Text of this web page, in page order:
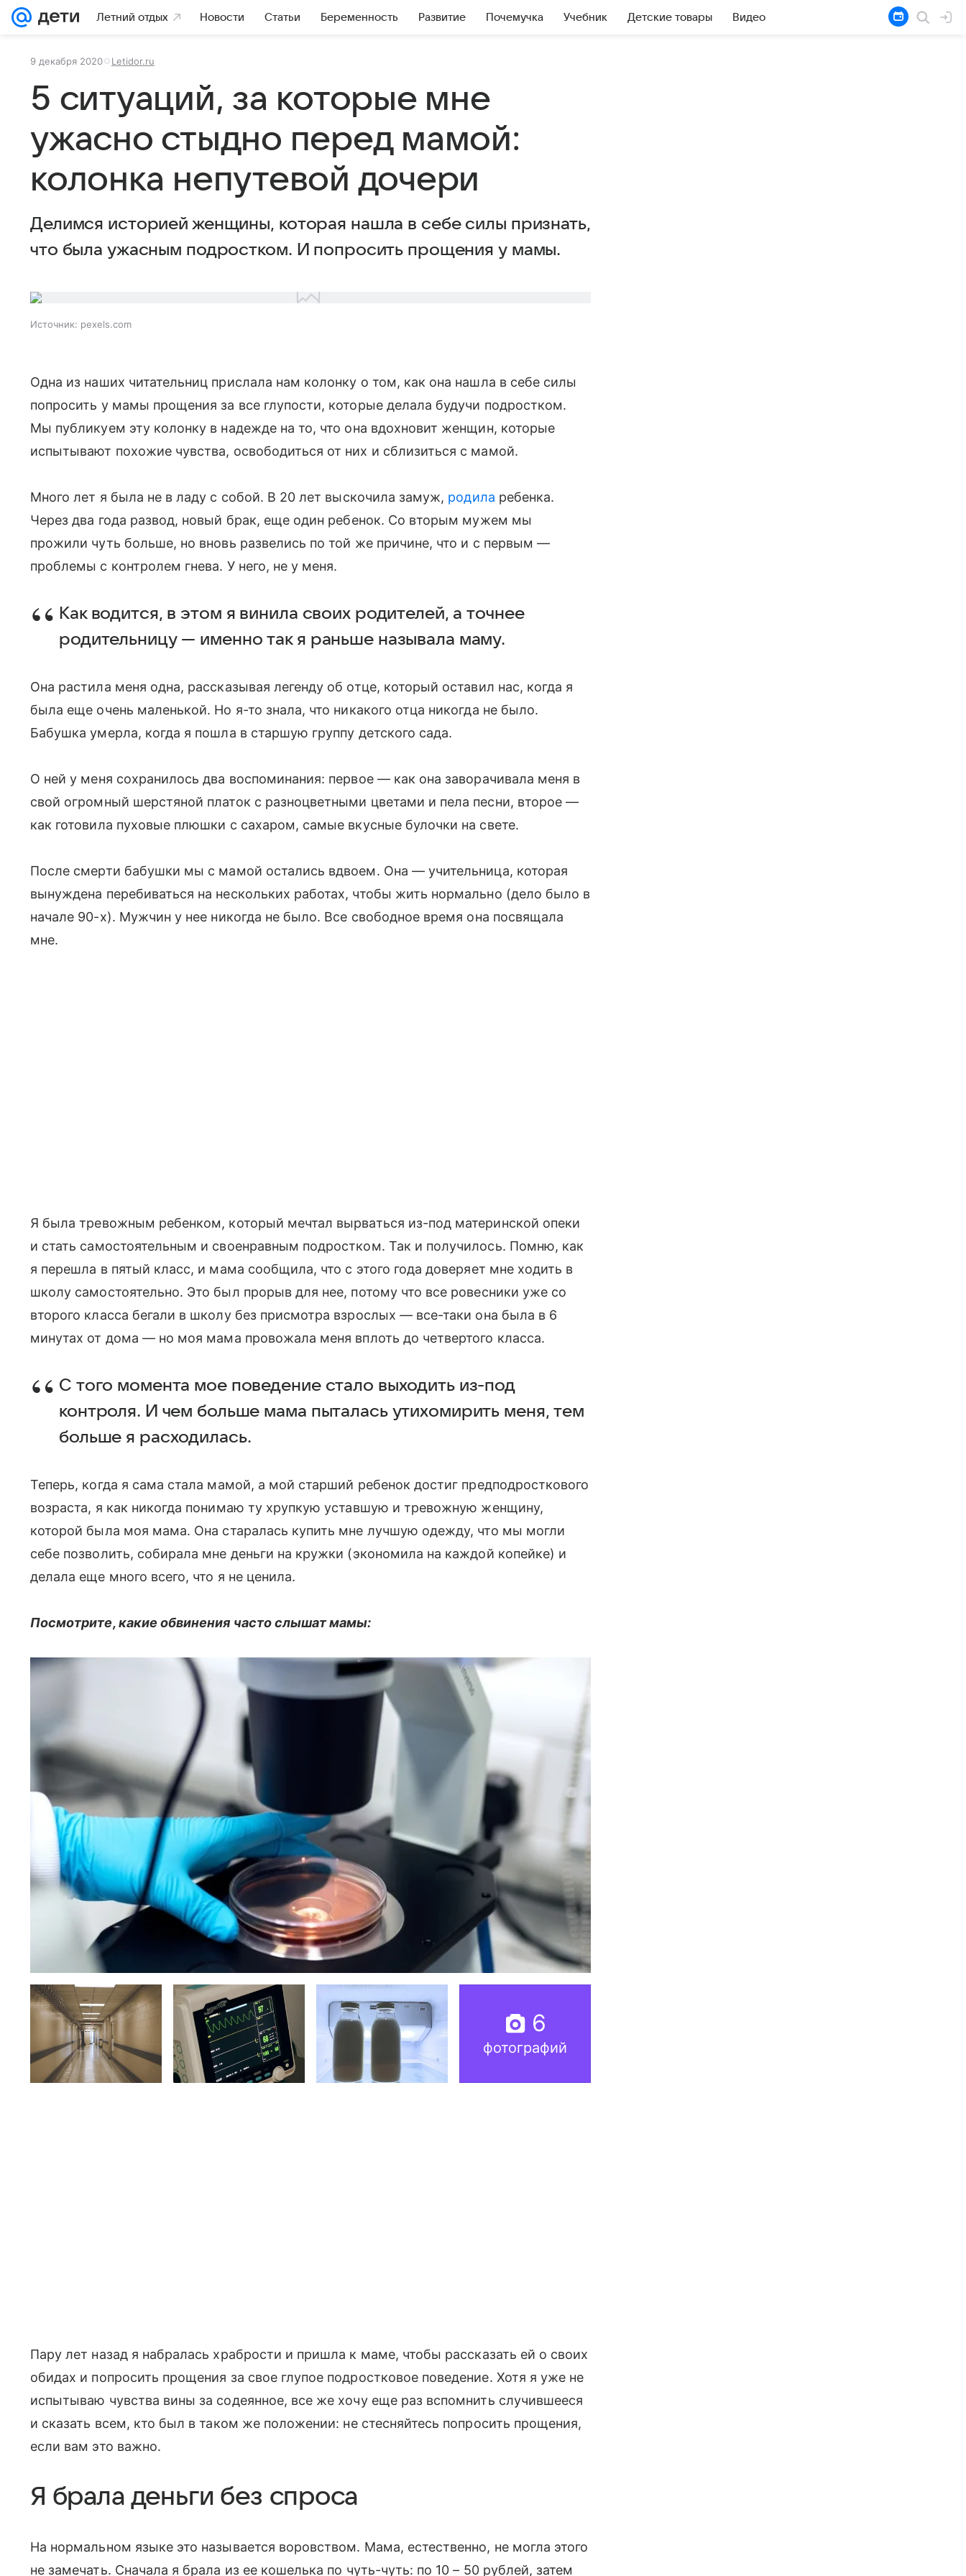
Летний отдых Новости Статьи Беременность Развитие Почемучка Учебник Детские товары Видео
9 декабря 2020 Letidor.ru
5 ситуаций, за которые мне
ужасно стыдно перед мамой:
колонка непутевой дочери
Делимся историей женщины, которая нашла в себе силы признать,
что была ужасным подростком. И попросить прощения у мамы.
Источник: pexels.com
Одна из наших читательниц прислала нам колонку о том, как она нашла в себе силы
попросить у мамы прощения за все глупости, которые делала будучи подростком.
Мы публикуем эту колонку в надежде на то, что она вдохновит женщин, которые
испытывают похожие чувства, освободиться от них и сблизиться с мамой.
Много лет я была не в ладу с собой. В 20 лет выскочила замуж, родила ребенка.
Через два года развод, новый брак, еще один ребенок. Со вторым мужем мы
прожили чуть больше, но вновь развелись по той же причине, что и с первым —
проблемы с контролем гнева. У него, не у меня.
Как водится, в этом я винила своих родителей, а точнее
родительницу — именно так я раньше называла маму.
Она растила меня одна, рассказывая легенду об отце, который оставил нас, когда я
была еще очень маленькой. Но я-то знала, что никакого отца никогда не было.
Бабушка умерла, когда я пошла в старшую группу детского сада.
О ней у меня сохранилось два воспоминания: первое — как она заворачивала меня в
свой огромный шерстяной платок с разноцветными цветами и пела песни, второе —
как готовила пуховые плюшки с сахаром, самые вкусные булочки на свете.
После смерти бабушки мы с мамой остались вдвоем. Она — учительница, которая
вынуждена перебиваться на нескольких работах, чтобы жить нормально (дело было в
начале 90-х). Мужчин у нее никогда не было. Все свободное время она посвящала
мне.
Я была тревожным ребенком, который мечтал вырваться из-под материнской опеки
и стать самостоятельным и своенравным подростком. Так и получилось. Помню, как
я перешла в пятый класс, и мама сообщила, что с этого года доверяет мне ходить в
школу самостоятельно. Это был прорыв для нее, потому что все ровесники уже со
второго класса бегали в школу без присмотра взрослых — все-таки она была в 6
минутах от дома — но моя мама провожала меня вплоть до четвертого класса.
С того момента мое поведение стало выходить из-под
контроля. И чем больше мама пыталась утихомирить меня, тем
больше я расходилась.
Теперь, когда я сама стала мамой, а мой старший ребенок достиг предподросткового
возраста, я как никогда понимаю ту хрупкую уставшую и тревожную женщину,
которой была моя мама. Она старалась купить мне лучшую одежду, что мы могли
себе позволить, собирала мне деньги на кружки (экономила на каждой копейке) и
делала еще много всего, что я не ценила.
Посмотрите, какие обвинения часто слышат мамы:
6
фотографий
Пару лет назад я набралась храбрости и пришла к маме, чтобы рассказать ей о своих
обидах и попросить прощения за свое глупое подростковое поведение. Хотя я уже не
испытываю чувства вины за содеянное, все же хочу еще раз вспомнить случившееся
и сказать всем, кто был в таком же положении: не стесняйтесь попросить прощения,
если вам это важно.
Я брала деньги без спроса
На нормальном языке это называется воровством. Мама, естественно, не могла этого
не замечать. Сначала я брала из ее кошелька по чуть-чуть: по 10 – 50 рублей, затем